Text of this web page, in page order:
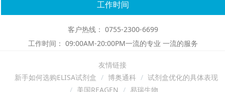
工作时间
客户热线： 0755-2300-6699
工作时间： 09:00AM-20:00PM一流的专业 一流的服务
友情链接
新手如何选购ELISA试剂盒
博奥通科
试剂盒优化的具体表现
美国REAGEN
易瑞生物